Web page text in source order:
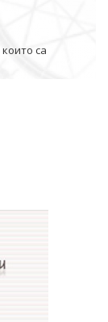
които са